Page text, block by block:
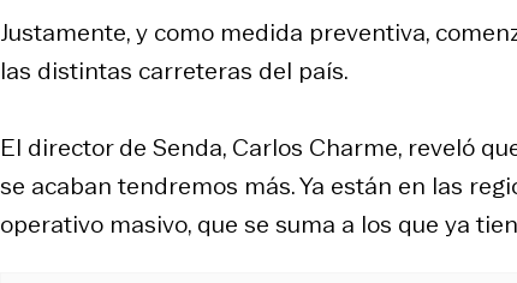
Justamente, y como medida preventiva,
las distintas carreteras del país.
El director de Senda, Carlos Charme, reveló
se acaban tendremos más. Ya están en las
operativo masivo, que se suma a los que ya